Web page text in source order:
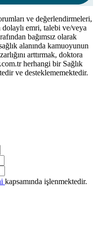
ve değerlendirmeleri,
emri, talebi ve/veya
bağımsız olarak
alanında kamuoyunun
arttırmak, doktora
herhangi bir Sağlık
ve desteklememektedir.
kapsamında işlenmektedir.